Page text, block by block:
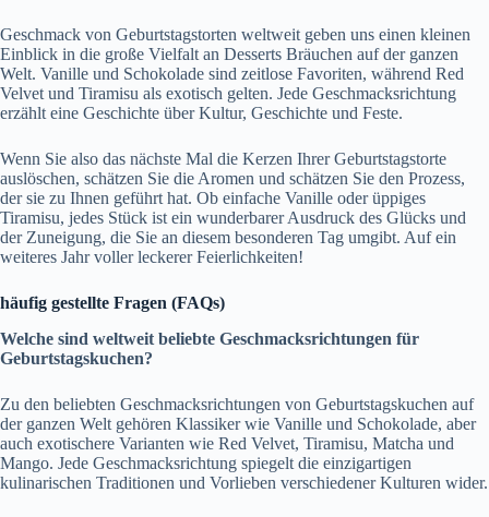
Geschmack von Geburtstagstorten weltweit geben uns einen kleinen
Einblick in die große Vielfalt an Desserts Bräuchen auf der ganzen
Welt. Vanille und Schokolade sind zeitlose Favoriten, während Red
Velvet und Tiramisu als exotisch gelten. Jede Geschmacksrichtung
erzählt eine Geschichte über Kultur, Geschichte und Feste.
Wenn Sie also das nächste Mal die Kerzen Ihrer Geburtstagstorte
auslöschen, schätzen Sie die Aromen und schätzen Sie den Prozess,
der sie zu Ihnen geführt hat. Ob einfache Vanille oder üppiges
Tiramisu, jedes Stück ist ein wunderbarer Ausdruck des Glücks und
der Zuneigung, die Sie an diesem besonderen Tag umgibt. Auf ein
weiteres Jahr voller leckerer Feierlichkeiten!
häufig gestellte Fragen (FAQs)
Welche sind weltweit beliebte Geschmacksrichtungen für
Geburtstagskuchen?
Zu den beliebten Geschmacksrichtungen von Geburtstagskuchen auf
der ganzen Welt gehören Klassiker wie Vanille und Schokolade, aber
auch exotischere Varianten wie Red Velvet, Tiramisu, Matcha und
Mango. Jede Geschmacksrichtung spiegelt die einzigartigen
kulinarischen Traditionen und Vorlieben verschiedener Kulturen wider.